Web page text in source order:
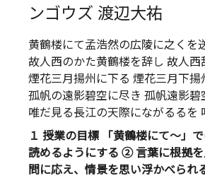
ンゴウズ 渡辺大祐
黄鶴楼にて孟浩然の広陵に之くを
故人西のかた黄鶴楼を辞し 故人西
煙花三月揚州に下る 煙花三月下揚
孤帆の遠影碧空に尽き 孤帆遠影碧
唯だ見る長江の天際にながるるを
１ 授業の目標 「黄鶴楼にて～」
読めるようにする ② 言葉に根拠
問に応え、情景を思い浮かべられ